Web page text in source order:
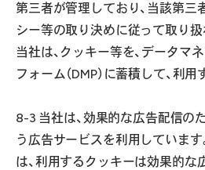
第三者が管理しており、当該第三
シー等の取り決めに従って取り扱
当社は、クッキー等を、データマ
フォーム（DMP）に蓄積して、利
8-3 当社は、効果的な広告配信の
う広告サービスを利用していま
は、利用するクッキーは効果的な